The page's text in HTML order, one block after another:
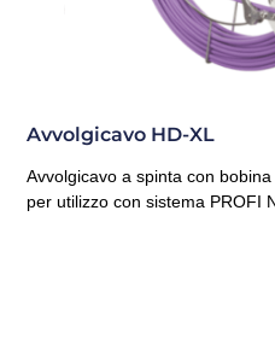
Avvolgicavo HD-XL
Avvolgicavo a spinta con
per utilizzo con sistema PROFI